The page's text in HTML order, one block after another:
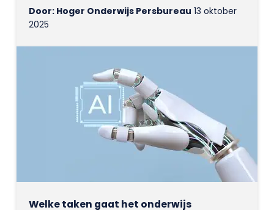
Door: Hoger Onderwijs Persbureau 13 oktober
2025
Welke taken gaat het onderwijs